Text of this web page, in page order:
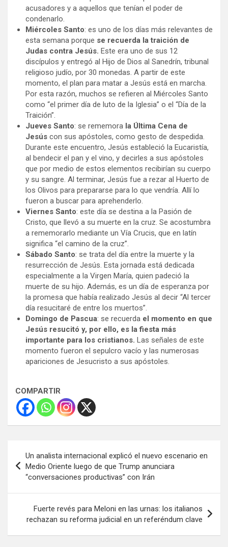
acusadores y a aquellos que tenían el poder de
condenarlo.
Miércoles Santo: es uno de los días más relevantes de
esta semana porque se recuerda la traición de
Judas contra Jesús. Este era uno de sus 12
discípulos y entregó al Hijo de Dios al Sanedrín, tribunal
religioso judío, por 30 monedas. A partir de este
momento, el plan para matar a Jesús está en marcha.
Por esta razón, muchos se refieren al Miércoles Santo
como “el primer día de luto de la Iglesia” o el “Día de la
Traición”.
Jueves Santo: se rememora la Última Cena de
Jesús con sus apóstoles, como gesto de despedida.
Durante este encuentro, Jesús estableció la Eucaristía,
al bendecir el pan y el vino, y decirles a sus apóstoles
que por medio de estos elementos recibirían su cuerpo
y su sangre. Al terminar, Jesús fue a rezar al Huerto de
los Olivos para prepararse para lo que vendría. Allí lo
fueron a buscar para aprehenderlo.
Viernes Santo: este día se destina a la Pasión de
Cristo, que llevó a su muerte en la cruz. Se acostumbra
a rememorarlo mediante un Vía Crucis, que en latín
significa “el camino de la cruz”.
Sábado Santo: se trata del día entre la muerte y la
resurrección de Jesús. Esta jornada está dedicada
especialmente a la Virgen María, quien padeció la
muerte de su hijo. Además, es un día de esperanza por
la promesa que había realizado Jesús al decir “Al tercer
día resucitaré de entre los muertos”.
Domingo de Pascua: se recuerda el momento en que
Jesús resucitó y, por ello, es la fiesta más
importante para los cristianos. Las señales de este
momento fueron el sepulcro vacío y las numerosas
apariciones de Jesucristo a sus apóstoles.
COMPARTIR
de
entradas
Un analista internacional explicó el nuevo escenario en
Medio Oriente luego de que Trump anunciara
“conversaciones productivas” con Irán
Fuerte revés para Meloni en las urnas: los italianos
rechazan su reforma judicial en un referéndum clave